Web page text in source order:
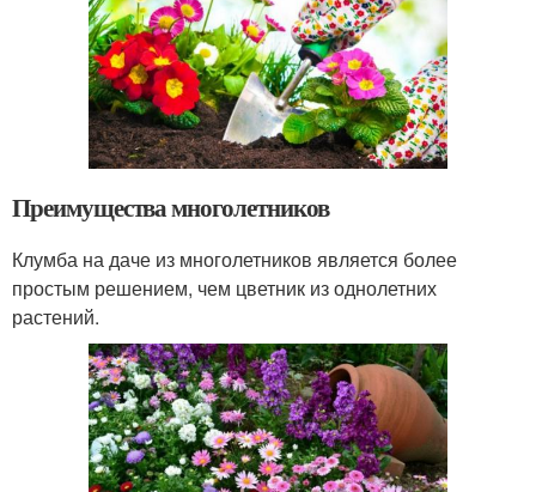
Преимущества многолетников
Клумба на даче из многолетников является более
простым решением, чем цветник из однолетних
растений.